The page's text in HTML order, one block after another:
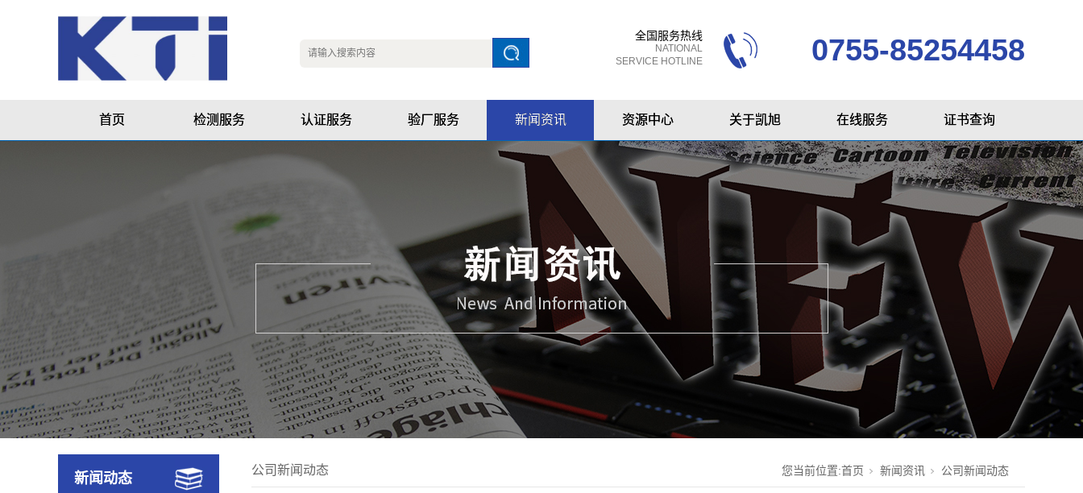
全国服务热线
NATIONAL
SERVICE HOTLINE
0755-85254458
首页 检测服务 认证服务 验厂服务 新闻资讯 资源中心 关于凯旭 在线服务 证书查询
新闻动态
公司新闻动态 您当前位置:首页 新闻资讯 公司新闻动态